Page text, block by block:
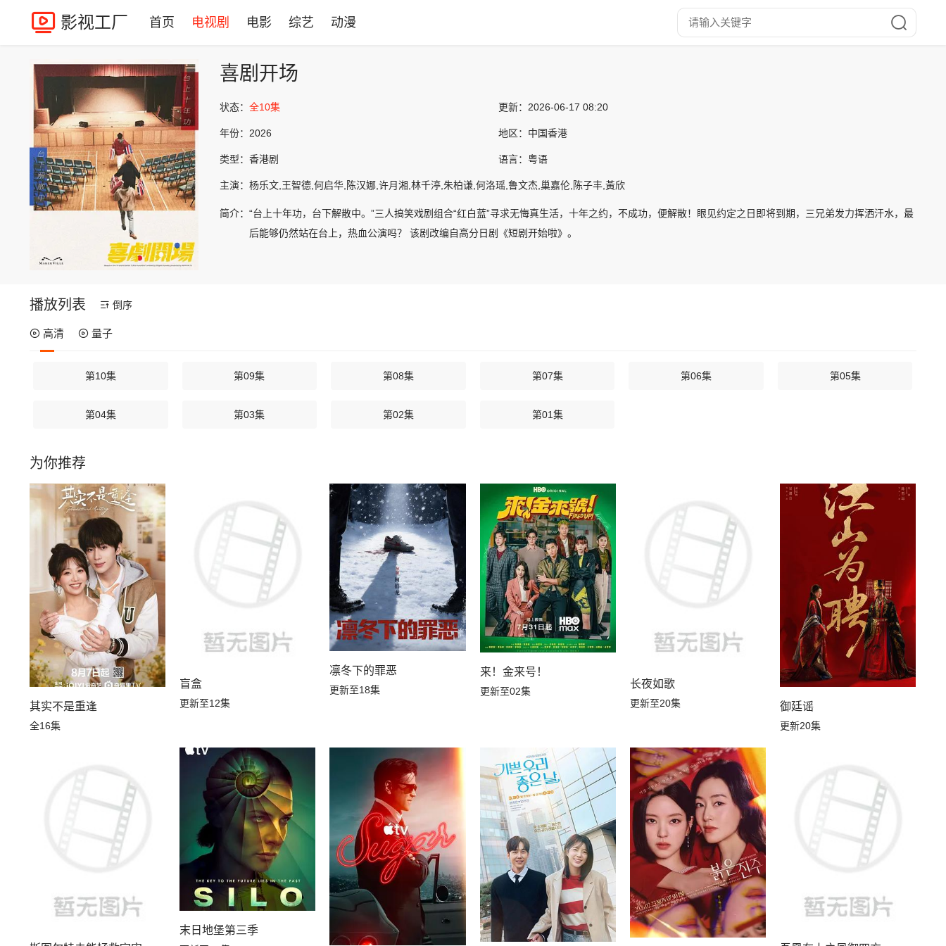
影视工厂 首页 电视剧 电影 综艺 动漫
喜剧开场
状态： 全10集 更新： 2026-06-17 08:20
年份： 2026 地区： 中国香港
类型： 香港剧 语言： 粤语
主演： 杨乐文,王智德,何启华,陈汉娜,许月湘,林千渟,朱柏谦,何洛瑶,鲁文杰,巢嘉伦,陈子丰,黃欣
简介： “台上十年功，台下解散中。”三人搞笑戏剧组合“红白蓝”寻求无悔真生活，十年之约，不成功，便解散！眼见约定之日即将到期，三兄弟发力挥洒汗水，最
后能够仍然站在台上，热血公演吗？ 该剧改编自高分日剧《短剧开始啦》。
播放列表 倒序
高清 量子
第10集 第09集 第08集 第07集 第06集 第05集
第04集 第03集 第02集 第01集
为你推荐
其实不是重逢
全16集
盲盒
更新至12集
凛冬下的罪恶
更新至18集
来！金来号！
更新至02集
长夜如歌
更新至20集 御廷谣
更新20集
末日地堡第三季